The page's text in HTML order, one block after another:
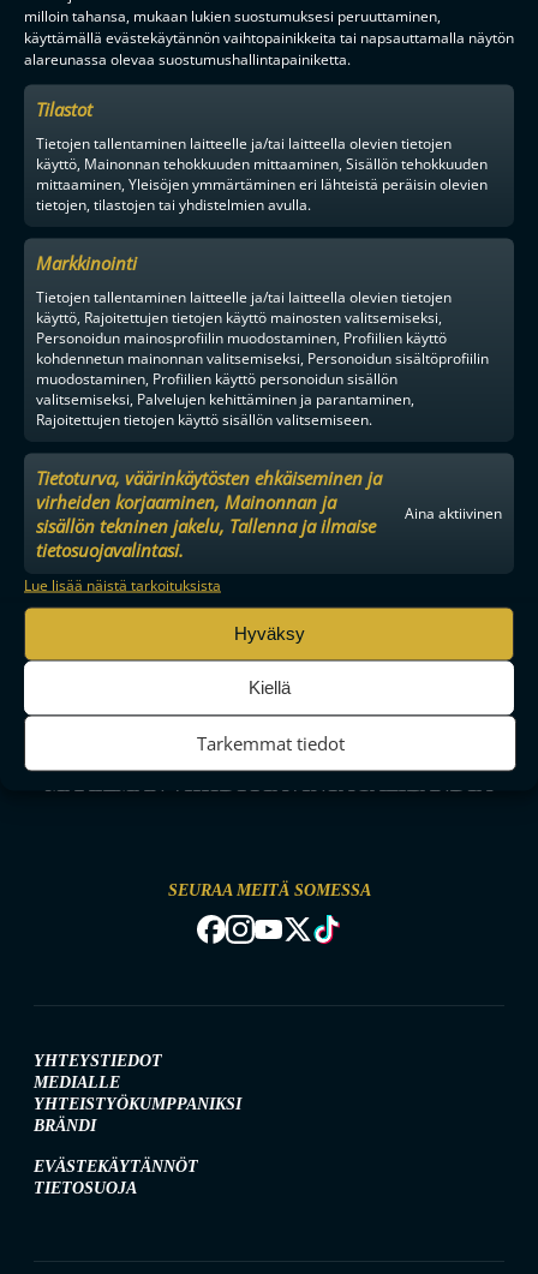
milloin tahansa, mukaan lukien suostumuksesi peruuttaminen,
käyttämällä evästekäytännön vaihtopainikkeita tai napsauttamalla näytön
alareunassa olevaa suostumushallintapainiketta.
Tilastot
Tietojen tallentaminen laitteelle ja/tai laitteella olevien tietojen
käyttö, Mainonnan tehokkuuden mittaaminen, Sisällön tehokkuuden
mittaaminen, Yleisöjen ymmärtäminen eri lähteistä peräisin olevien
tietojen, tilastojen tai yhdistelmien avulla.
Markkinointi
Tietojen tallentaminen laitteelle ja/tai laitteella olevien tietojen
käyttö, Rajoitettujen tietojen käyttö mainosten valitsemiseksi,
Personoidun mainosprofiilin muodostaminen, Profiilien käyttö
kohdennetun mainonnan valitsemiseksi, Personoidun sisältöprofiilin
muodostaminen, Profiilien käyttö personoidun sisällön
valitsemiseksi, Palvelujen kehittäminen ja parantaminen,
Rajoitettujen tietojen käyttö sisällön valitsemiseen.
Tietoturva, väärinkäytösten ehkäiseminen ja
virheiden korjaaminen, Mainonnan ja
sisällön tekninen jakelu, Tallenna ja ilmaise
tietosuojavalintasi.
Aina aktiivinen
Lue lisää näistä tarkoituksista
Hyväksy
Kiellä
Tarkemmat tiedot
SEURAA MEITÄ SOMESSA
YHTEYSTIEDOT
MEDIALLE
YHTEISTYÖKUMPPANIKSI
BRÄNDI
EVÄSTEKÄYTÄNNÖT
TIETOSUOJA